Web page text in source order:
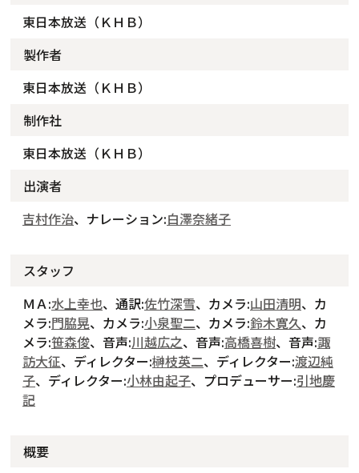
東日本放送（ＫＨＢ）
製作者
東日本放送（ＫＨＢ）
制作社
東日本放送（ＫＨＢ）
出演者
吉村作治、ナレーション:白澤奈緒子
スタッフ
ＭＡ:水上幸也、通訳:佐竹深雪、カメラ:山田清明、カ
メラ:門脇晃、カメラ:小泉聖二、カメラ:鈴木寛久、カ
メラ:笹森俊、音声:川越広之、音声:高橋喜樹、音声:諏
訪大征、ディレクター:榊枝英二、ディレクター:渡辺純
子、ディレクター:小林由起子、プロデューサー:引地慶
記
概要